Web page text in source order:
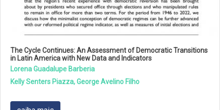
The Cycle Continues: An Assessment of Democratic Transitions
in Latin America with New Data and Indicators
Lorena Guadalupe Barberia
Kelly Senters Piazza, George Avelino Filho